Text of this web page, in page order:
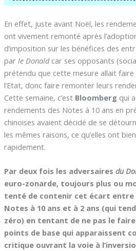
En effet, juste avant Noël, les
ont vivement remonté après
d’imposition sur les bénéfices des
par le Donald car ses opposants
prétendu que cette mesure allait
l’Etat, donc faire remonter leurs
Cette semaine, c’est Bloomberg qui
rendements des Notes à 10 ans en
chinoises avaient décidé de se
les mêmes raisons, ce qu’elles ont
rapidement.
Par deux fois les adversaires du
euro-zonarde, toujours plus ou
tenté de contenir cet écart entre
Notes à 10 ans et à 2 ans (qui
zéro) en tentant de ne pas le
points de base qui apparaissent
critique ouvrant la voie à